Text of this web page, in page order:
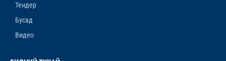
Тендер
Бусад
Видео